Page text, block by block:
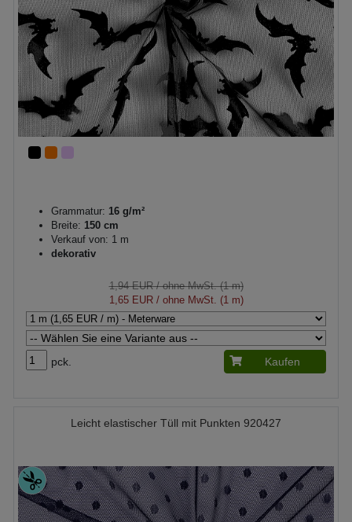
Grammatur: 16 g/m²
Breite: 150 cm
Verkauf von: 1 m
dekorativ
1,94 EUR/ ohne MwSt. (1 m)
1,65 EUR/ ohne MwSt. (1 m)
pck. Kaufen
Leicht elastischer Tüll mit Punkten 920427